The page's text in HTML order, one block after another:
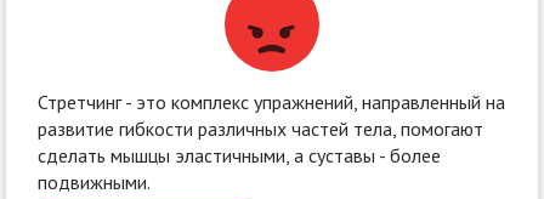
Стретчинг - это комплекс упражнений, направленный на
развитие гибкости различных частей тела, помогают
сделать мышцы эластичными, а суставы - более
подвижными.